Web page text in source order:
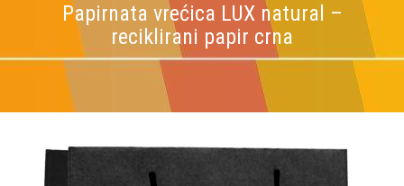
Papirnata vrećica LUX natural –
reciklirani papir crna